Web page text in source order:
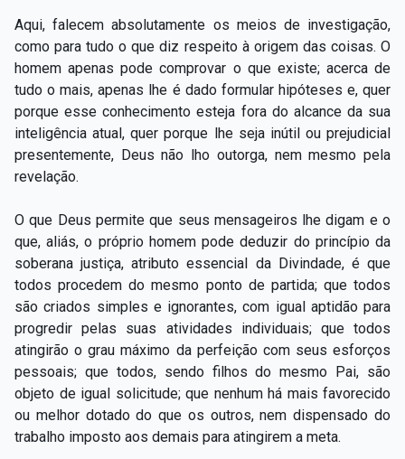
Aqui, falecem absolutamente os meios de investigação,
como para tudo o que diz respeito à origem das coisas. O
homem apenas pode comprovar o que existe; acerca de
tudo o mais, apenas lhe é dado formular hipóteses e, quer
porque esse conhecimento esteja fora do alcance da sua
inteligência atual, quer porque lhe seja inútil ou prejudicial
presentemente, Deus não lho outorga, nem mesmo pela
revelação.
O que Deus permite que seus mensageiros lhe digam e o
que, aliás, o próprio homem pode deduzir do princípio da
soberana justiça, atributo essencial da Divindade, é que
todos procedem do mesmo ponto de partida; que todos
são criados simples e ignorantes, com igual aptidão para
progredir pelas suas atividades individuais; que todos
atingirão o grau máximo da perfeição com seus esforços
pessoais; que todos, sendo filhos do mesmo Pai, são
objeto de igual solicitude; que nenhum há mais favorecido
ou melhor dotado do que os outros, nem dispensado do
trabalho imposto aos demais para atingirem a meta.